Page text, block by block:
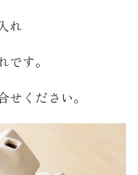
れ
す。
ください。